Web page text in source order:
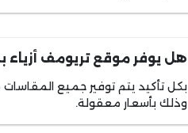
هل يوفر موقع تريومف أزياء
بكل تأكيد يتم توفير جميع المقاسات
وذلك بأسعار معقولة.